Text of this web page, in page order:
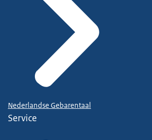
Nederlandse Gebarentaal
Service